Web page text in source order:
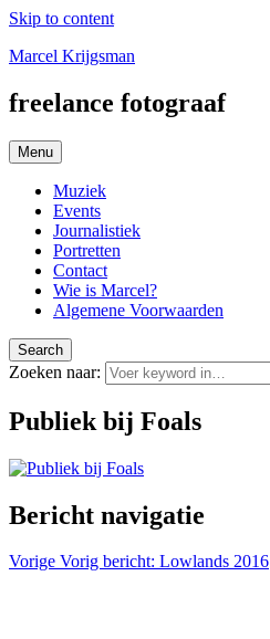
Skip to content
Marcel Krijgsman
freelance fotograaf
Menu
Muziek
Events
Journalistiek
Portretten
Contact
Wie is Marcel?
Algemene Voorwaarden
Search
Zoeken naar:
Publiek bij Foals
Bericht navigatie
Vorige Vorig bericht: Lowlands 2016